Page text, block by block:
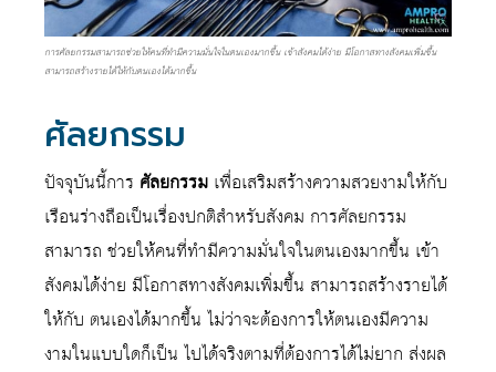
การศัลยกรรมสามารถช่วยให้คนที่ทำมีความมั่นใจในตนเองมากขึ้น เข้าสังคมได้ง่าย มีโอกาสทางสังคมเพิ่มขึ้น
สามารถสร้างรายได้ให้กับตนเองได้มากขึ้น
ศัลยกรรม
ปัจจุบันนี้การ ศัลยกรรม เพื่อเสริมสร้างความสวยงามให้กับ
เรือนร่างถือเป็นเรื่องปกติสำหรับสังคม การศัลยกรรม
สามารถ ช่วยให้คนที่ทำมีความมั่นใจในตนเองมากขึ้น เข้า
สังคมได้ง่าย มีโอกาสทางสังคมเพิ่มขึ้น สามารถสร้างรายได้
ให้กับ ตนเองได้มากขึ้น ไม่ว่าจะต้องการให้ตนเองมีความ
งามในแบบใดก็เป็น ไปได้จริงตามที่ต้องการได้ไม่ยาก ส่งผล